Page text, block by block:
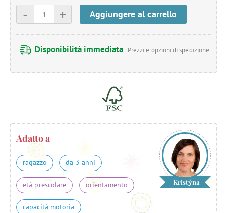
+
- Aggiungere al carrello
Disponibilità immediata Prezzi e opzioni di spedizione
Adatto a
ragazzo da 3 anni
età prescolare orientamento
capacità motoria
Kristýna